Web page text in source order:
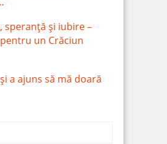
speranță și iubire –
un Crăciun
a ajuns să mă doară